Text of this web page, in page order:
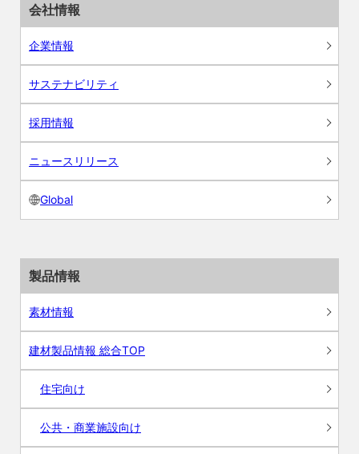
会社情報
企業情報
サステナビリティ
採用情報
ニュースリリース
Global
製品情報
素材情報
建材製品情報 総合TOP
住宅向け
公共・商業施設向け